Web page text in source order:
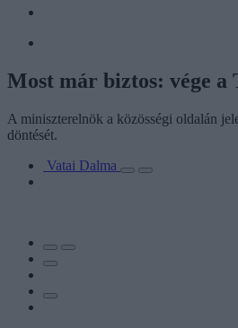
Most már biztos: vége a
A miniszterelnök a közösségi oldalán
döntését.
Vatai Dalma